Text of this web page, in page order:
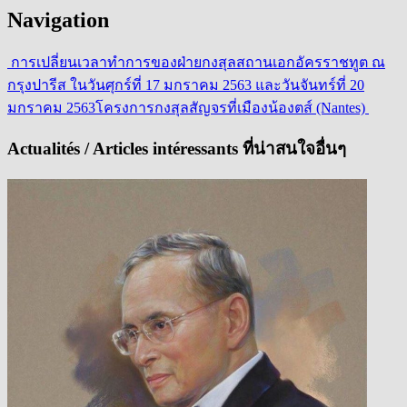
Navigation
การเปลี่ยนเวลาทำการของฝ่ายกงสุลสถานเอกอัครราชทูต ณ
กรุงปารีส ในวันศุกร์ที่ 17 มกราคม 2563 และวันจันทร์ที่ 20
มกราคม 2563โครงการกงสุลสัญจรที่เมืองน้องตส์ (Nantes)
Actualités / Articles intéressants ที่น่าสนใจอื่นๆ